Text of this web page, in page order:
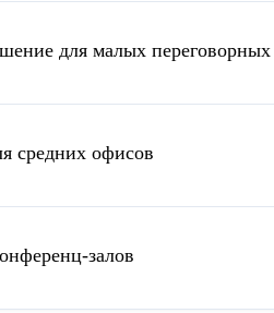
для малых переговорных
средних офисов
залов